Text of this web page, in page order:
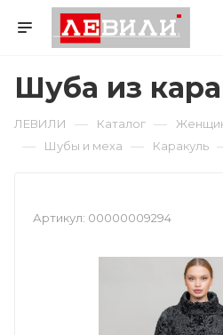
Шуба из
ЛЕВИЛИ — Каталог —
— Шубы и меха — Каракуль
Артикул: 00000009294